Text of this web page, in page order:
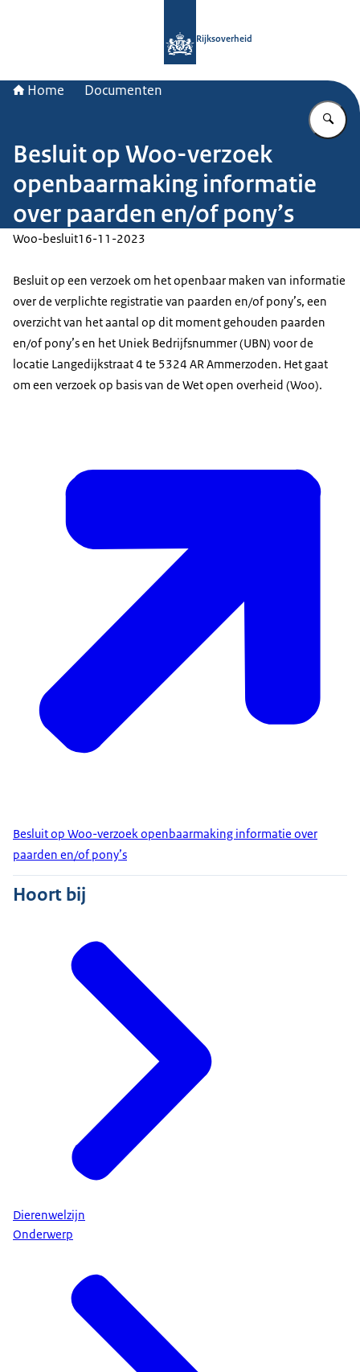
Rijksoverheid
Home Documenten
Besluit op Woo-verzoek
openbaarmaking informatie
over paarden en/of pony’s
Woo-besluit16-11-2023
Besluit op een verzoek om het openbaar maken van informatie
over de verplichte registratie van paarden en/of pony’s, een
overzicht van het aantal op dit moment gehouden paarden
en/of pony’s en het Uniek Bedrijfsnummer (UBN) voor de
locatie Langedijkstraat 4 te 5324 AR Ammerzoden. Het gaat
om een verzoek op basis van de Wet open overheid (Woo).
Besluit op Woo-verzoek openbaarmaking informatie over
paarden en/of pony’s
Hoort bij
Dierenwelzijn
Onderwerp